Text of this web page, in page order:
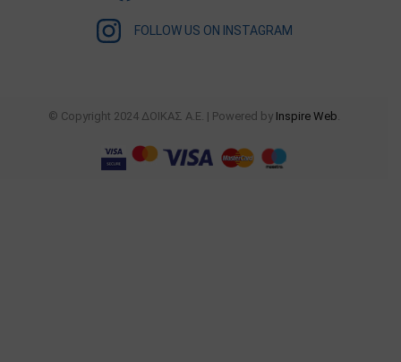
FOLLOW US ON INSTAGRAM
© Copyright 2024 ΔΟΙΚΑΣ Α.Ε. | Powered by Inspire Web.